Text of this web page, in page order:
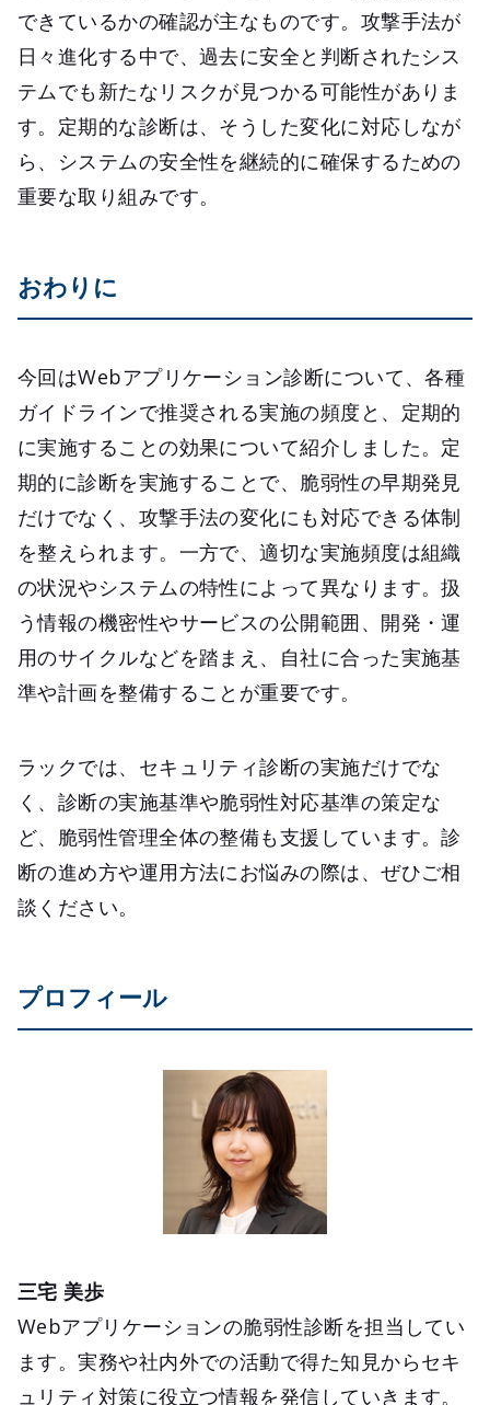
できているかの確認が主なものです。攻撃手法が
日々進化する中で、過去に安全と判断されたシス
テムでも新たなリスクが見つかる可能性がありま
す。定期的な診断は、そうした変化に対応しなが
ら、システムの安全性を継続的に確保するための
重要な取り組みです。
おわりに
今回はWebアプリケーション診断について、各種
ガイドラインで推奨される実施の頻度と、定期的
に実施することの効果について紹介しました。定
期的に診断を実施することで、脆弱性の早期発見
だけでなく、攻撃手法の変化にも対応できる体制
を整えられます。一方で、適切な実施頻度は組織
の状況やシステムの特性によって異なります。扱
う情報の機密性やサービスの公開範囲、開発・運
用のサイクルなどを踏まえ、自社に合った実施基
準や計画を整備することが重要です。
ラックでは、セキュリティ診断の実施だけでな
く、診断の実施基準や脆弱性対応基準の策定な
ど、脆弱性管理全体の整備も支援しています。診
断の進め方や運用方法にお悩みの際は、ぜひご相
談ください。
プロフィール
三宅 美歩
Webアプリケーションの脆弱性診断を担当してい
ます。実務や社内外での活動で得た知見からセキ
ュリティ対策に役立つ情報を発信していきます。